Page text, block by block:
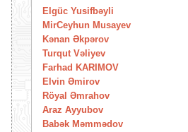
Elgüc Yusifbəyli
MirCeyhun Musayev
Kənan Əkpərov
Turqut Vəliyev
Farhad KARIMOV
Elvin Əmirov
Röyal Əmrahov
Araz Ayyubov
Babək Məmmədov